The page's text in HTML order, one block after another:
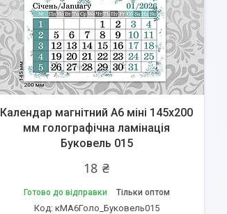
Календар магнітний А6 міні 145х200
мм голографічна ламінація
Буковель 015
18 ₴
Готово до відправки Тільки оптом
кМА6Голо_Буковель015